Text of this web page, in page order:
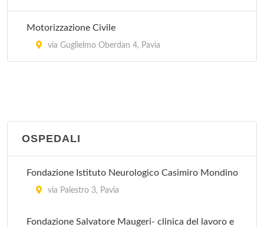
Motorizzazione Civile
via Guglielmo Oberdan 4, Pavia
OSPEDALI
Fondazione Istituto Neurologico Casimiro Mondino
via Palestro 3, Pavia
Fondazione Salvatore Maugeri- clinica del lavoro e